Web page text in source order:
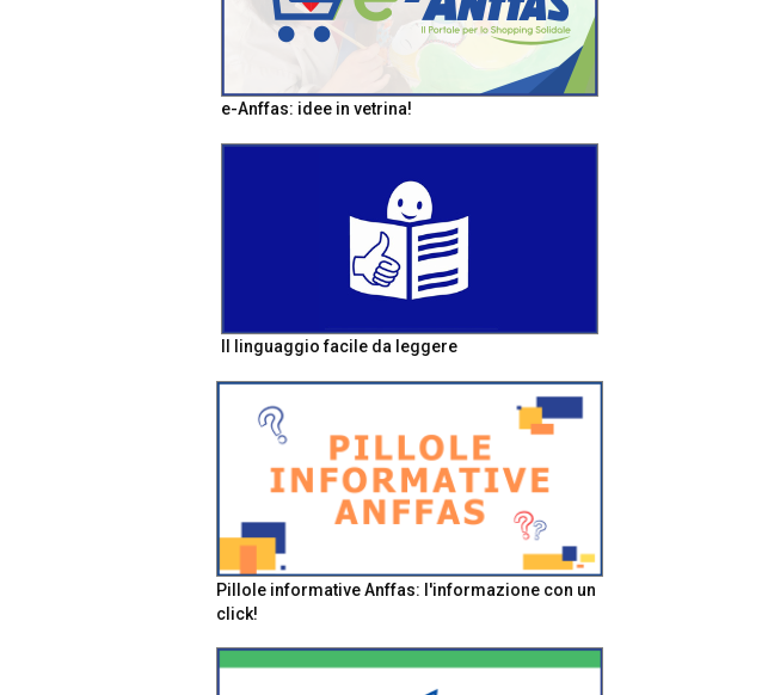
e-Anffas: idee in vetrina!
Il linguaggio facile da leggere
Pillole informative Anffas: l'informazione con un
click!